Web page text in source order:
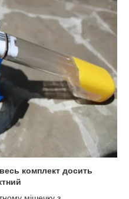
комплект досить